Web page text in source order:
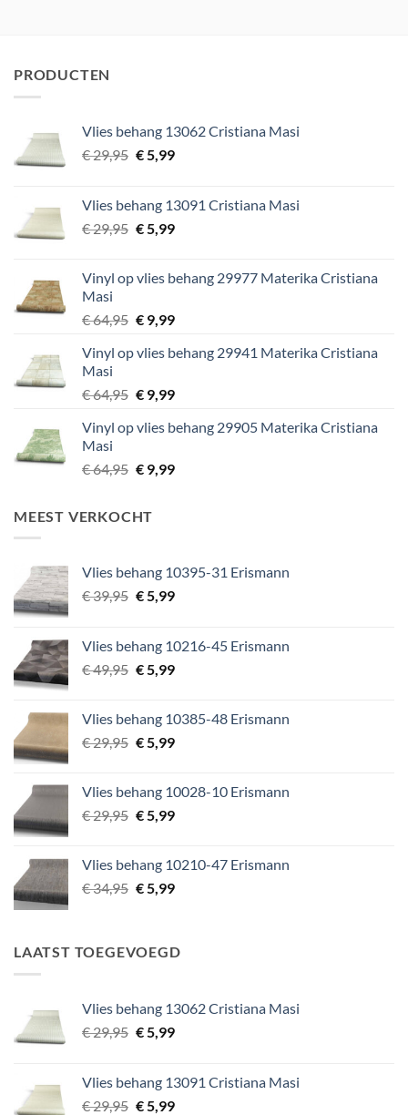
PRODUCTEN
Vlies behang 13062 Cristiana Masi
€29,95 Oorspronkelijke
€ 29,95.
€5,99Huidige
€ 5,99.
Vlies behang 13091 Cristiana Masi
€29,95 Oorspronkelijke
€ 29,95.
€5,99Huidige
€ 5,99.
Vinyl op vlies behang 29977 Materika Cristiana
Masi
€64,95 Oorspronkelijke
was:
€9,99Huidige
is:
Vinyl op vlies behang 29941 Materika Cristiana
Masi
€64,95 Oorspronkelijke
was:
€9,99Huidige
is:
Vinyl op vlies behang 29905 Materika Cristiana
Masi
€64,95 Oorspronkelijke
€ 64,95.
€9,99Huidige
MEEST VERKOCHT
Vlies behang 10395-31 Erismann
€39,95 Oorspronkelijke
€ 39,95.
€5,99Huidige
€ 5,99.
Vlies behang 10216-45 Erismann
€49,95 Oorspronkelijke
€ 49,95.
€5,99Huidige
€ 5,99.
Vlies behang 10385-48 Erismann
€29,95 Oorspronkelijke
€ 29,95.
€5,99Huidige
€ 5,99.
Vlies behang 10028-10 Erismann
€29,95 Oorspronkelijke
€ 29,95.
€5,99Huidige
€ 5,99.
Vlies behang 10210-47 Erismann
€34,95 Oorspronkelijke
€ 34,95.
€5,99Huidige
€ 5,99.
LAATST TOEGEVOEGD
Vlies behang 13062 Cristiana Masi
€29,95 Oorspronkelijke
€ 29,95.
€5,99Huidige
€ 5,99.
Vlies behang 13091 Cristiana Masi
€29,95 Oorspronkelijke
€5,99Huidige